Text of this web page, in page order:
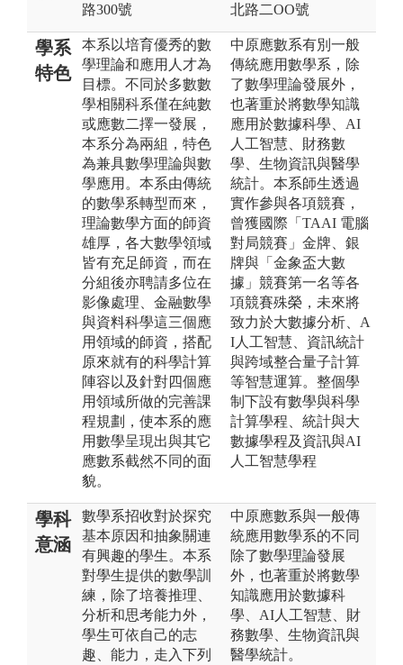
路300號
北路二OO號
學系
特色
本系以培育優秀的數
學理論和應用人才為
目標。不同於多數數
學相關科系僅在純數
或應數二擇一發展，
本系分為兩組，特色
為兼具數學理論與數
學應用。本系由傳統
的數學系轉型而來，
理論數學方面的師資
雄厚，各大數學領域
皆有充足師資，而在
分組後亦聘請多位在
影像處理、金融數學
與資料科學這三個應
用領域的師資，搭配
原來就有的科學計算
陣容以及針對四個應
用領域所做的完善課
程規劃，使本系的應
用數學呈現出與其它
應數系截然不同的面
貌。
中原應數系有別一般
傳統應用數學系，除
了數學理論發展外，
也著重於將數學知識
應用於數據科學、AI
人工智慧、財務數
學、生物資訊與醫學
統計。本系師生透過
實作參與各項競賽，
曾獲國際「TAAI 電腦
對局競賽」金牌、銀
牌與「金象盃大數
據」競賽第一名等各
項競賽殊榮，未來將
致力於大數據分析、A
I人工智慧、資訊統計
與跨域整合量子計算
等智慧運算。整個學
制下設有數學與科學
計算學程、統計與大
數據學程及資訊與AI
人工智慧學程
學科
意涵
數學系招收對於探究
基本原因和抽象關連
有興趣的學生。本系
對學生提供的數學訓
練，除了培養推理、
分析和思考能力外，
學生可依自己的志
趣、能力，走入下列
中原應數系與一般傳
統應用數學系的不同
除了數學理論發展
外，也著重於將數學
知識應用於數據科
學、AI人工智慧、財
務數學、生物資訊與
醫學統計。